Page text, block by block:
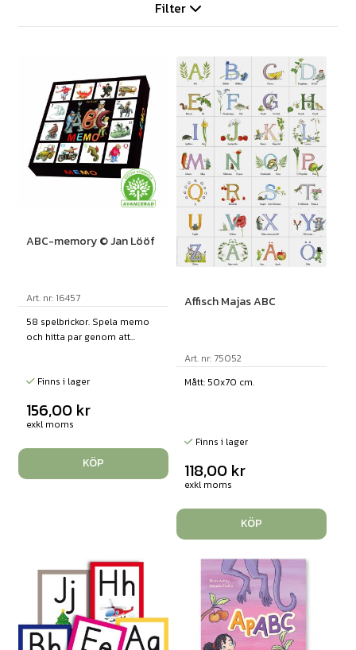
Filter
ABC-memory © Jan Lööf
Art. nr: 16457
58 spelbrickor. Spela memo
och hitta par genom att...
Finns i lager
156,00 kr
exkl moms
KÖP
Affisch Majas ABC
Art. nr: 75052
Mått: 50x70 cm.
Finns i lager
118,00 kr
exkl moms
KÖP